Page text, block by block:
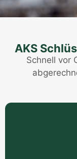
AKS
Schnell vor